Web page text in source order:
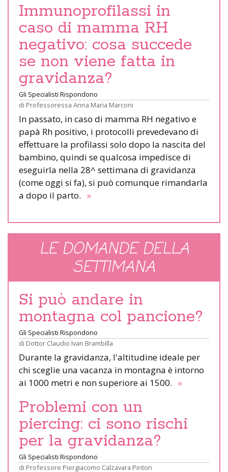
Immunoprofilassi in
caso di mamma RH
negativo: cosa succede
se non viene fatta in
gravidanza?
Gli Specialisti Rispondono
di Professoressa Anna Maria Marconi
In passato, in caso di mamma RH negativo e
papà Rh positivo, i protocolli prevedevano di
effettuare la profilassi solo dopo la nascita del
bambino, quindi se qualcosa impedisce di
eseguirla nella 28^ settimana di gravidanza
(come oggi si fa), si può comunque rimandarla
a dopo il parto. »
LE DOMANDE DELLA
SETTIMANA
Si può andare in
montagna col pancione?
Gli Specialisti Rispondono
di Dottor Claudio Ivan Brambilla
Durante la gravidanza, l'altitudine ideale per
chi sceglie una vacanza in montagna è intorno
ai 1000 metri e non superiore ai 1500. »
Problemi con un
piercing: ci sono rischi
per la gravidanza?
Gli Specialisti Rispondono
di Professore Piergiacomo Calzavara Pinton